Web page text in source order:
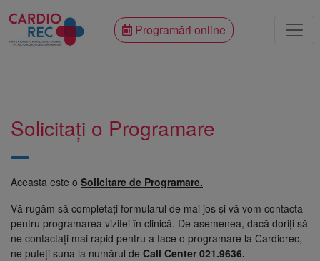
Programări online
Solicitați o Programare
Aceasta este o Solicitare de Programare.
Vă rugăm să completați formularul de mai jos și vă vom contacta
pentru programarea vizitei în clinică. De asemenea, dacă doriți să
ne contactați mai rapid pentru a face o programare la Cardiorec,
ne puteți suna la numărul de Call Center 021.9636.